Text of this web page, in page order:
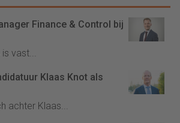
Finance & Control bij
vast...
Klaas Knot als
achter Klaas...